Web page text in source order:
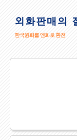
외화판매의
한국원화를 엔화로 환전